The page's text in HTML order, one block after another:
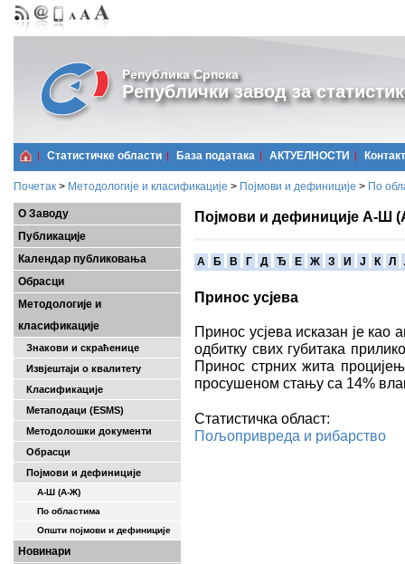
Република Српска
Републички завод за
Статистичке области Базa података АКТУЕЛНОСТИ Контакт
Почетак > Методологије и класификације > Појмови и дефиниције > По
О Заводу
Публикације
Календар публиковања
Обрасци
Методологије и
класификације
Знакови и скраћенице
Извјештаји о квалитету
Класификације
Метаподаци (ESMS)
Методолошки документи
Обрасци
Појмови и дефиниције
А-Ш (A-Ж)
По областима
Општи појмови и дефиниције
Новинари
Појмови и дефиниције А-Ш
A Б В Г Д Ђ Е Ж З И Ј К Л
Принос усјева
Принос усјева исказан је
одбитку свих губитака
Принос стрних жита
просушеном стању са 14%
Статистичка област:
Пољопривреда и рибарство